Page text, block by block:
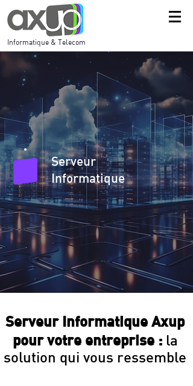
Informatique & Telecom
Serveur
Informatique
Serveur Informatique Axup
pour votre entreprise : la
solution qui vous ressemble